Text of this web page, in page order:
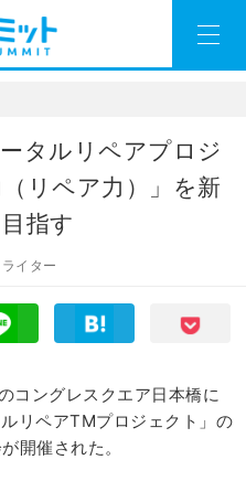
タルリペアプロジ
リペア力）」を新
指す
イター
コングレスクエア日本橋に
リペアTMプロジェクト」の
開催された。